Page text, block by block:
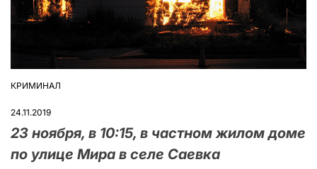
ОПУБЛІКУВАТИ
КРИМИНАЛ
24.11.2019
23 ноября, в 10:15, в частном жилом доме
по улице Мира в селе Саевка